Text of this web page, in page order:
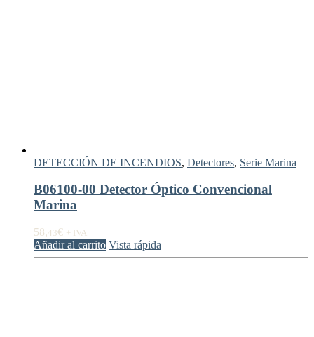
DETECCIÓN DE INCENDIOS, Detectores, Serie Marina
B06100-00 Detector Óptico Convencional
Marina
58,43€ + IVA
Añadir al carrito Vista rápida